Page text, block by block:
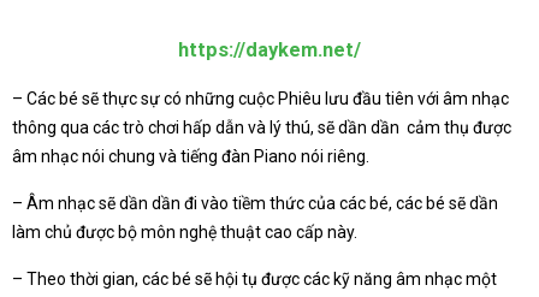
https://daykem.net/
– Các bé sẽ thực sự có những cuộc Phiêu lưu đầu tiên với âm nhạc
thông qua các trò chơi hấp dẫn và lý thú, sẽ dần dần cảm thụ được
âm nhạc nói chung và tiếng đàn Piano nói riêng.
– Âm nhạc sẽ dần dần đi vào tiềm thức của các bé, các bé sẽ dần
làm chủ được bộ môn nghệ thuật cao cấp này.
– Theo thời gian, các bé sẽ hội tụ được các kỹ năng âm nhạc một